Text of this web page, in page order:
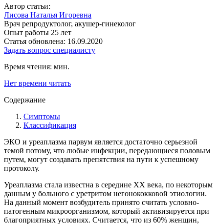
Автор статьи:
Лисова Наталья Игоревна
Врач репродуктолог, акушер-гинеколог
Опыт работы 25 лет
Статья обновлена: 16.09.2020
Задать вопрос специалисту
Время чтения: мин.
Нет времени читать
Содержание
Симптомы
Классификация
ЭКО и уреаплазма парвум является достаточно серьезной
темой потому, что любые инфекции, передающиеся половым
путем, могут создавать препятствия на пути к успешному
протоколу.
Уреаплазма стала известна в середине ХХ века, по некоторым
данным у больного с уретритом негонококковой этиологии.
На данный момент возбудитель принято считать условно-
патогенным микроорганизмом, который активизируется при
благоприятных условиях. Считается, что из 60% женщин,